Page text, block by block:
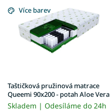
Více barev
Taštičková pružinová matrace
Queemi 90x200 - potah Aloe Vera
Skladem | Odesíláme do 24h